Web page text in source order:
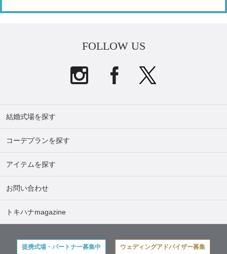
FOLLOW US
結婚式場を探す
コーデプランを探す
アイテムを探す
お問い合わせ
トキハナmagazine
提携式場・パートナー募集中 ウェディングアドバイザー募集